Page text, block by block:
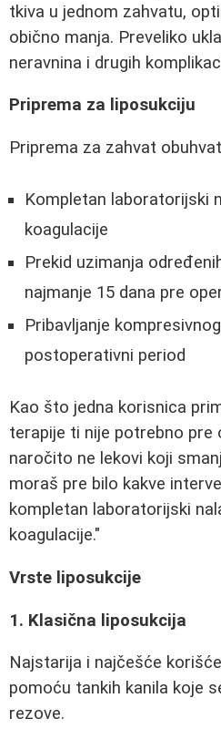
tkiva u jednom zahvatu,
obično manja. Preveliko
neravnina i drugih
Priprema za liposukciju
Priprema za zahvat
Kompletan laboratorijski
koagulacije
Prekid uzimanja
najmanje 15 dana pre
Pribavljanje
postoperativni period
Kao što jedna korisnica
terapije ti nije potrebno pre
naročito ne lekovi koji
moraš pre bilo kakve
kompletan laboratorijski
koagulacije."
Vrste liposukcije
1. Klasična liposukcija
Najstarija i najčešće
pomoću tankih kanila koje
rezove.